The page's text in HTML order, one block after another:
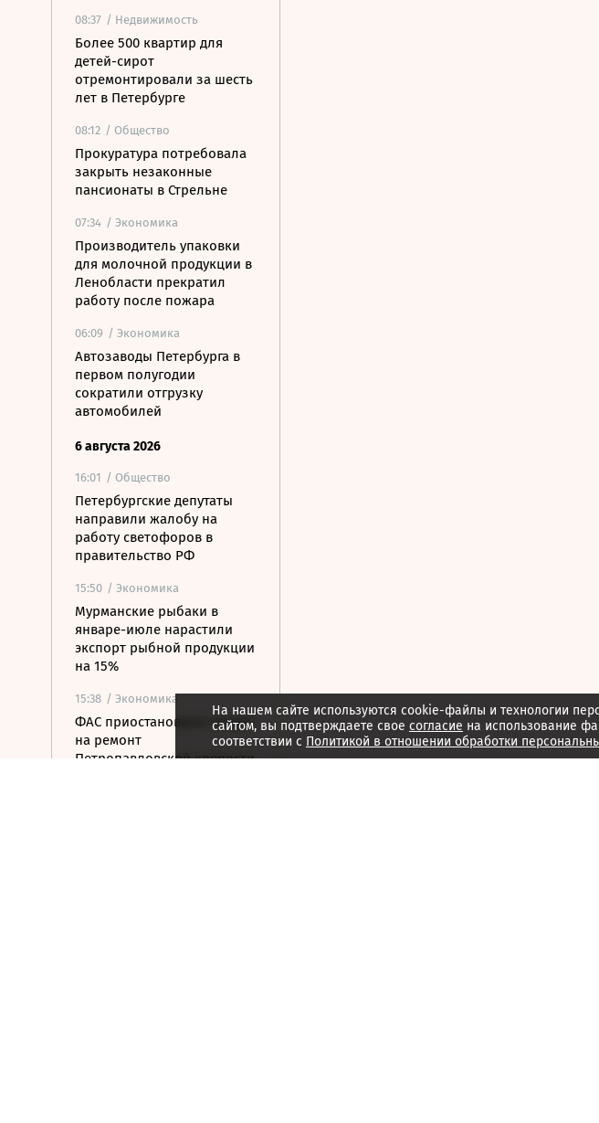
08:37 / Недвижимость
Более 500 квартир для
детей-сирот
отремонтировали за шесть
лет в Петербурге
08:12 / Общество
Прокуратура потребовала
закрыть незаконные
пансионаты в Стрельне
07:34 / Экономика
Производитель упаковки
для молочной продукции в
Ленобласти прекратил
работу после пожара
06:09 / Экономика
Автозаводы Петербурга в
первом полугодии
сократили отгрузку
автомобилей
6 августа 2026
16:01 / Общество
Петербургские депутаты
направили жалобу на
работу светофоров в
правительство РФ
15:50 / Экономика
Мурманские рыбаки в
январе-июле нарастили
экспорт рыбной продукции
на 15%
15:38 / Экономика
ФАС приостановила тендер
на ремонт
Петропавловской крепости
На нашем сайте используются cookie-файлы и технологии
сайтом, вы подтверждаете свое согласие на использование
соответствии с Политикой в отношении обработки